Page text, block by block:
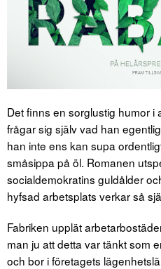
Det finns en sorglustig humor i
frågar sig själv vad han
han inte ens kan supa
småsippa på öl. Romanen
socialdemokratins guldålder
hyfsad arbetsplats verkar så
Fabriken upplät
man ju att detta var tänkt som
och bor i företagets